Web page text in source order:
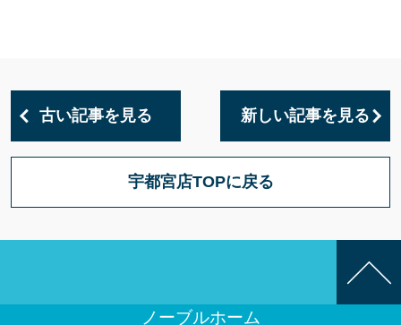
古い記事を見る 新しい記事を見る
宇都宮店TOPに戻る
ノーブルホーム